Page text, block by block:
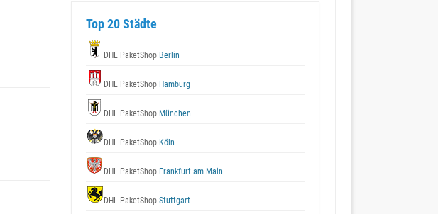
Top 20 Städte
DHL PaketShop Berlin
DHL PaketShop Hamburg
DHL PaketShop München
DHL PaketShop Köln
DHL PaketShop Frankfurt am Main
DHL PaketShop Stuttgart